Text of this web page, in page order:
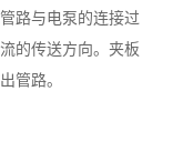
路与电泵的连接过
的传送方向。夹板
管路。